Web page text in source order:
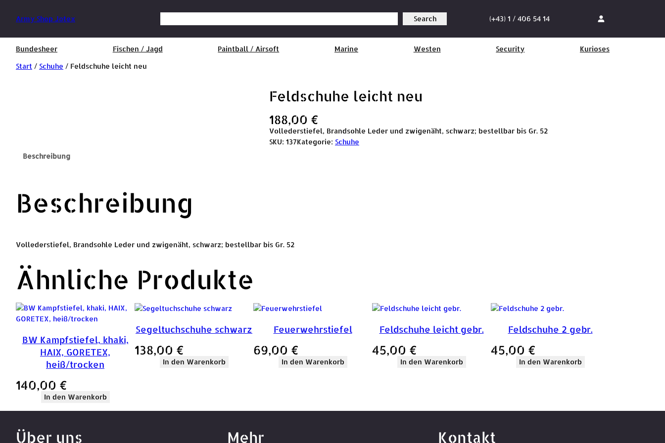
Army Shop Jotex Search (+43) 1 / 406 54 14
Bundesheer Fischen / Jagd Paintball / Airsoft Marine Westen Security Kurioses
Start / Schuhe / Feldschuhe leicht neu
Feldschuhe leicht neu
188,00 €
Vollederstiefel, Brandsohle Leder und zwigenäht, schwarz; bestellbar bis Gr. 52
SKU: 137Kategorie: Schuhe
Beschreibung
Beschreibung
Vollederstiefel, Brandsohle Leder und zwigenäht, schwarz; bestellbar bis Gr. 52
Ähnliche Produkte
BW Kampfstiefel, khaki,
HAIX, GORETEX,
heiß/trocken
140,00 €
In den Warenkorb
Segeltuchschuhe schwarz
138,00 €
In den Warenkorb
Feuerwehrstiefel
69,00 €
In den Warenkorb
Feldschuhe leicht gebr.
45,00 €
In den Warenkorb
Feldschuhe 2 gebr.
45,00 €
In den Warenkorb
Über uns Mehr Kontakt